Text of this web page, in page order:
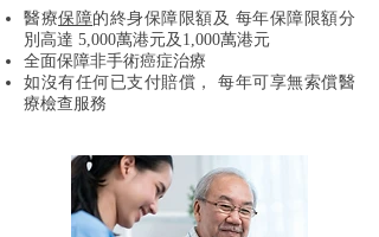
醫療保障的終身保障限額及 每年保障限額分
別高達 5,000萬港元及1,000萬港元
全面保障非手術癌症治療
如沒有任何已支付賠償， 每年可享無索償醫
療檢查服務